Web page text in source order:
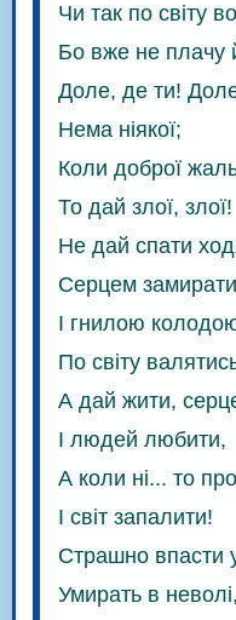
Чи так по світу
Бо вже не плачу
Доле, де ти!
Нема ніякої;
Коли доброї
То дай злої, злої!
Не дай спати
Серцем замирати
І гнилою
По світу
А дай жити,
І людей любити,
А коли ні... то
І світ запалити!
Страшно впасти
Умирать в неволі,